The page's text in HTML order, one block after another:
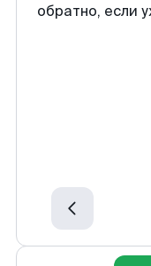
обратно, если